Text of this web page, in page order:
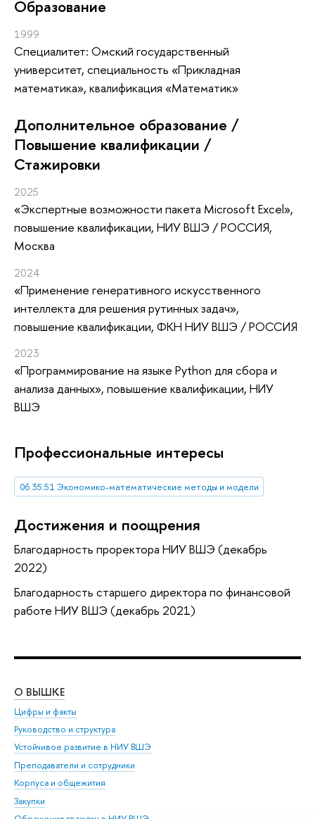
Oбразование
1999
Специалитет: Омский государственный
университет, специальность «Прикладная
математика», квалификация «Математик»
Дополнительное образование /
Повышение квалификации /
Стажировки
2025
«Экспертные возможности пакета Microsoft Excel»,
повышение квалификации, НИУ ВШЭ / РОССИЯ,
Москва
2024
«Применение генеративного искусственного
интеллекта для решения рутинных задач»,
повышение квалификации, ФКН НИУ ВШЭ / РОССИЯ
2023
«Программирование на языке Python для сбора и
анализа данных», повышение квалификации, НИУ
ВШЭ
Профессиональные интересы
06.35.51 Экономико-математические методы и модели
Достижения и поощрения
Благодарность проректора НИУ ВШЭ (декабрь
2022)
Благодарность старшего директора по финансовой
работе НИУ ВШЭ (декабрь 2021)
О ВЫШКЕ
Цифры и факты
Руководство и структура
Устойчивое развитие в НИУ ВШЭ
Преподаватели и сотрудники
Корпуса и общежития
Закупки